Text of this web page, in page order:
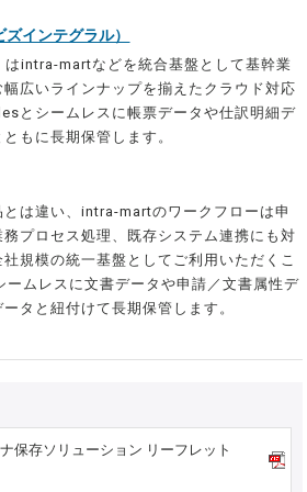
インテグラル）
はintra-martなどを統合基盤として基幹業
広いラインナップを揃えたクラウド対応
とシームレスに帳票データや仕訳明細デ
もに長期保管します。
は違い、intra-martのワークフローは申
プロセス処理、既存システム連携にも対
規模の統一基盤としてご利用いただくこ
ームレスに文書データや申請／文書属性デ
タと紐付けて長期保管します。
保存ソリューション リーフレット